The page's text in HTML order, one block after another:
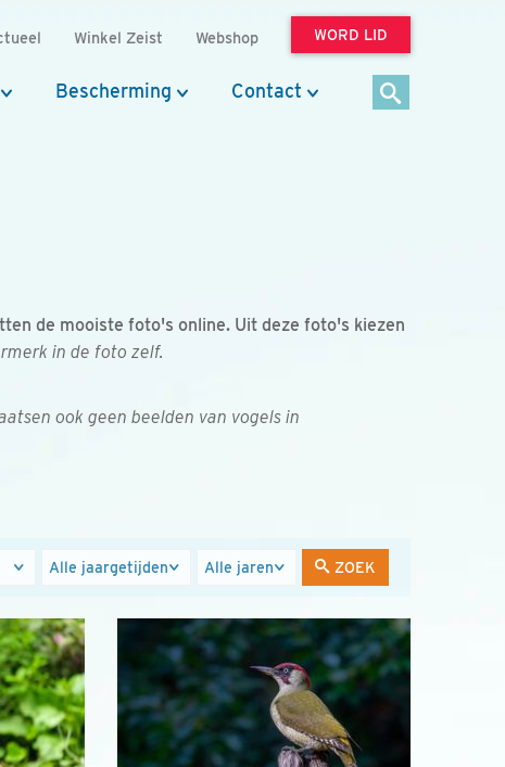
Winkel Zeist Webshop WORD LID
Bescherming Contact
de mooiste foto's online. Uit deze foto's kiezen
in de foto zelf.
ook geen beelden van vogels in
Jaargetijden Jaren ZOEK